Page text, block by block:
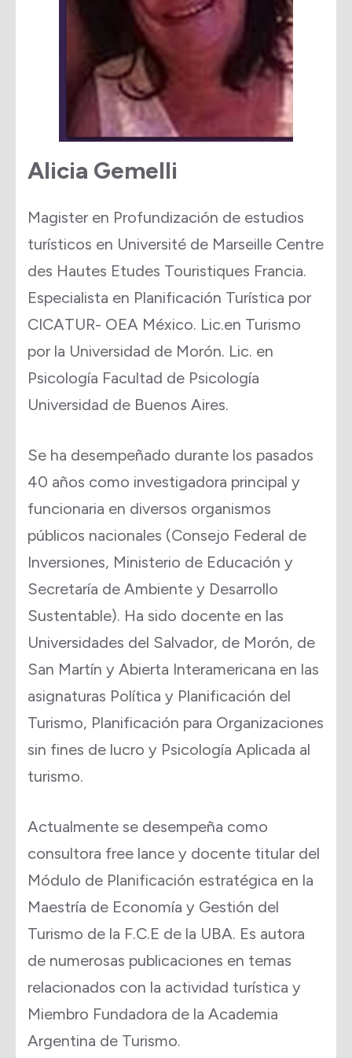
Alicia Gemelli
Magister en Profundización de estudios
turísticos en Université de Marseille Centre
des Hautes Etudes Touristiques Francia.
Especialista en Planificación Turística por
CICATUR- OEA México. Lic.en Turismo
por la Universidad de Morón. Lic. en
Psicología Facultad de Psicología
Universidad de Buenos Aires.
Se ha desempeñado durante los pasados
40 años como investigadora principal y
funcionaria en diversos organismos
públicos nacionales (Consejo Federal de
Inversiones, Ministerio de Educación y
Secretaría de Ambiente y Desarrollo
Sustentable). Ha sido docente en las
Universidades del Salvador, de Morón, de
San Martín y Abierta Interamericana en las
asignaturas Política y Planificación del
Turismo, Planificación para Organizaciones
sin fines de lucro y Psicología Aplicada al
turismo.
Actualmente se desempeña como
consultora free lance y docente titular del
Módulo de Planificación estratégica en la
Maestría de Economía y Gestión del
Turismo de la F.C.E de la UBA. Es autora
de numerosas publicaciones en temas
relacionados con la actividad turística y
Miembro Fundadora de la Academia
Argentina de Turismo.